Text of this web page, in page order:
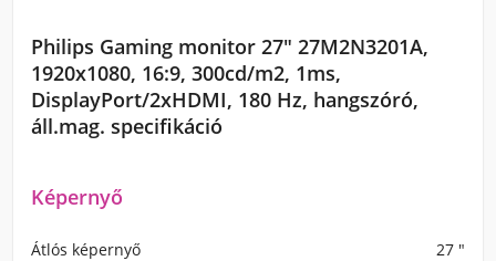
Philips Gaming monitor 27" 27M2N3201A,
1920x1080, 16:9, 300cd/m2, 1ms,
DisplayPort/2xHDMI, 180 Hz, hangszóró,
áll.mag. specifikáció
Képernyő
Átlós képernyő 27 "